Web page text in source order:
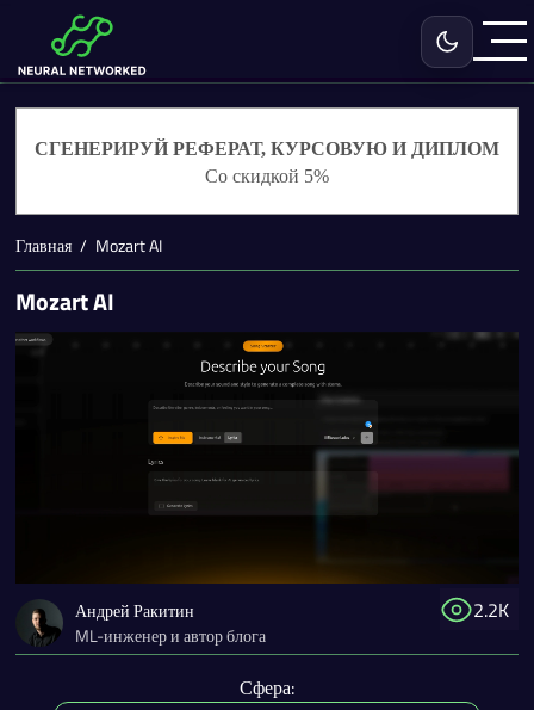
Включить
СГЕНЕРИРУЙ РЕФЕРАТ, КУРСОВУЮ И ДИПЛОМ
Со скидкой 5%
Главная Mozart AI
Mozart AI
2.2K
Андрей Ракитин
ML-инженер и автор блога
Сфера: